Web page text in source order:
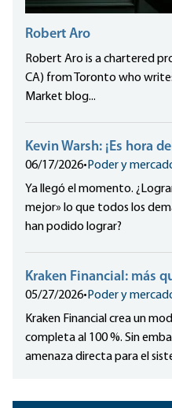
Robert Aro
Robert Aro is a chartered
CA) from Toronto who
Market blog...
Kevin Warsh: ¡Es hora
06/17/2026• Poder y
Ya llegó el momento.
mejor» lo que todos los
han podido lograr?
Kraken Financial: más
05/27/2026• Poder y
Kraken Financial crea un
completa al 100 %. Sin
amenaza directa para el